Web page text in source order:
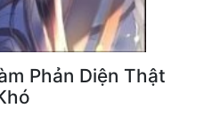
Phản Diện Thật